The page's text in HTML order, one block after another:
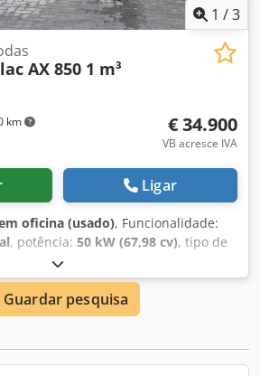
1 /3
km
AX 850 1 m³
€ 34.900
VB acresce IVA
Ligar
oficina (usado), Funcionalidade:
, potência: 50 kW (67,98 cv), tipo de
, peso operacional:
, volume da pá:1 m³, Ano de fabrico:
570 h, Equipamento:
UVV, cabina, faróis adicionais,
20. km/versão, Sistema
Guardar pesquisa